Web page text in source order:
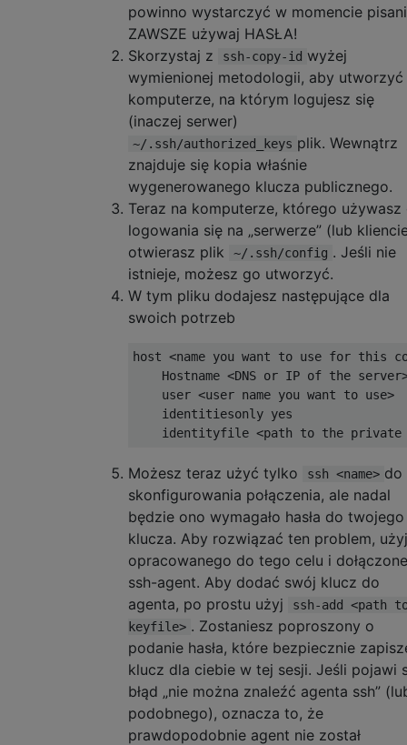
powinno wystarczyć w momencie
ZAWSZE używaj HASŁA!
Skorzystaj z
ssh-copy-id wyżej
wymienionej metodologii, aby utworzyć
komputerze, na którym logujesz się
(inaczej serwer)
~/.ssh/authorized_keys plik. Wewnątrz
znajduje się kopia właśnie
wygenerowanego klucza publicznego.
Teraz na komputerze, którego używasz
logowania się na „serwerze” (lub
otwierasz plik
~/.ssh/config . Jeśli nie
istnieje, możesz go utworzyć.
W tym pliku dodajesz następujące dla
swoich potrzeb
host <name you want to use for this
Hostname <DNS or IP of the
    user <user name you want to use>
    identitiesonly yes
identityfile <path to the private
Możesz teraz użyć tylko ssh <name> do
skonfigurowania połączenia, ale nadal
będzie ono wymagało hasła do twojego
klucza. Aby rozwiązać ten problem, użyj
opracowanego do tego celu i
ssh-agent. Aby dodać swój klucz do
agenta, po prostu użyj
ssh-add <path
keyfile> . Zostaniesz poproszony o
podanie hasła, które bezpiecznie
klucz dla ciebie w tej sesji. Jeśli pojawi
błąd „nie można znaleźć agenta ssh”
podobnego), oznacza to, że
prawdopodobnie agent nie został